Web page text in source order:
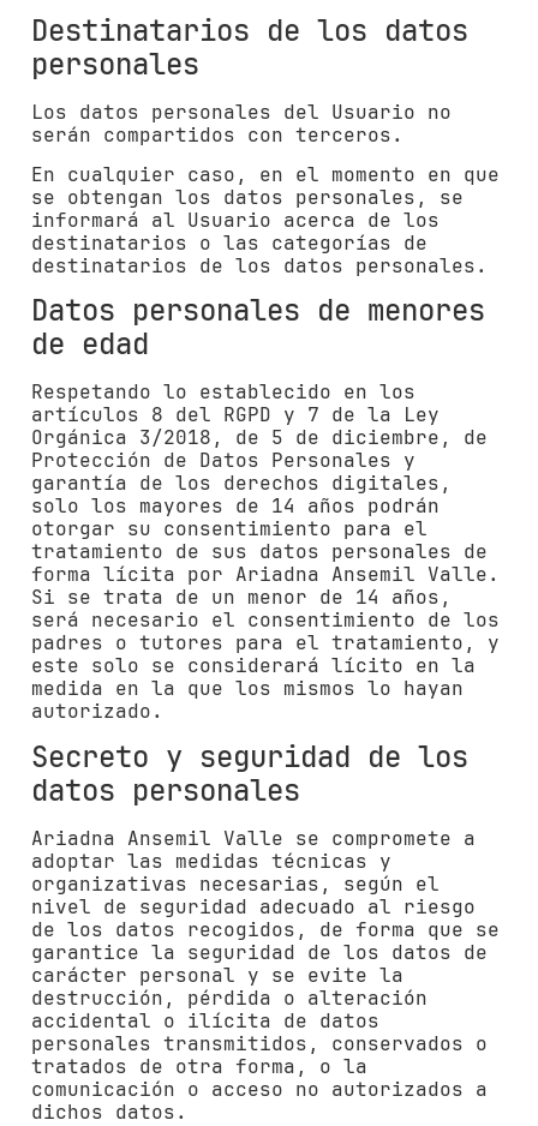
Destinatarios de los datos
personales
Los datos personales del Usuario no
serán compartidos con terceros.
En cualquier caso, en el momento en que
se obtengan los datos personales, se
informará al Usuario acerca de los
destinatarios o las categorías de
destinatarios de los datos personales.
Datos personales de menores
de edad
Respetando lo establecido en los
artículos 8 del RGPD y 7 de la Ley
Orgánica 3/2018, de 5 de diciembre, de
Protección de Datos Personales y
garantía de los derechos digitales,
solo los mayores de 14 años podrán
otorgar su consentimiento para el
tratamiento de sus datos personales de
forma lícita por Ariadna Ansemil Valle.
Si se trata de un menor de 14 años,
será necesario el consentimiento de los
padres o tutores para el tratamiento, y
este solo se considerará lícito en la
medida en la que los mismos lo hayan
autorizado.
Secreto y seguridad de los
datos personales
Ariadna Ansemil Valle se compromete a
adoptar las medidas técnicas y
organizativas necesarias, según el
nivel de seguridad adecuado al riesgo
de los datos recogidos, de forma que se
garantice la seguridad de los datos de
carácter personal y se evite la
destrucción, pérdida o alteración
accidental o ilícita de datos
personales transmitidos, conservados o
tratados de otra forma, o la
comunicación o acceso no autorizados a
dichos datos.